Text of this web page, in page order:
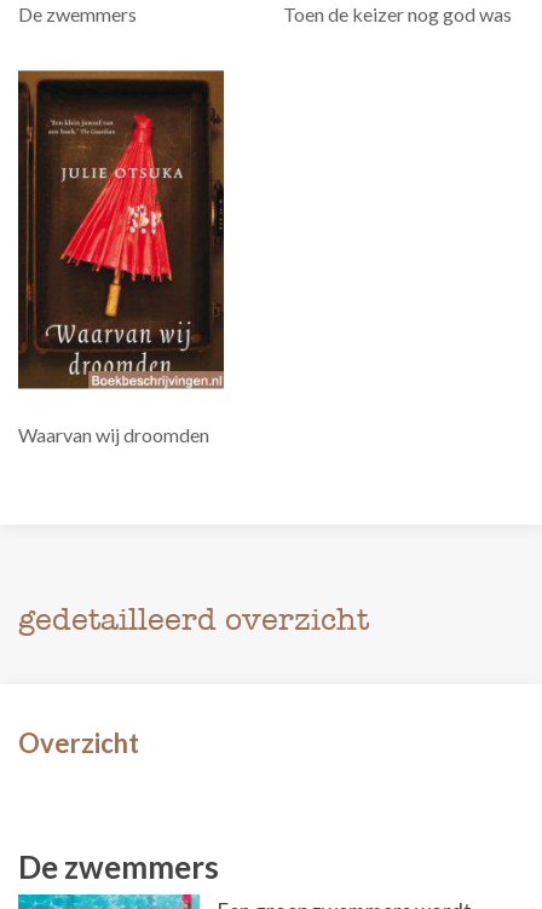
De zwemmers Toen de keizer nog god was
Waarvan wij droomden
gedetailleerd overzicht
Overzicht
De zwemmers